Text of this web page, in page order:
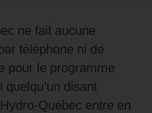
ne fait aucune
téléphone ni de
pour le programme
quelqu’un disant
entre en